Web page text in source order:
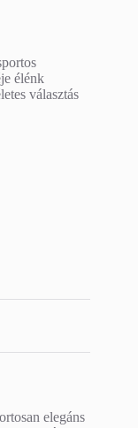
élénk
választás
elegáns